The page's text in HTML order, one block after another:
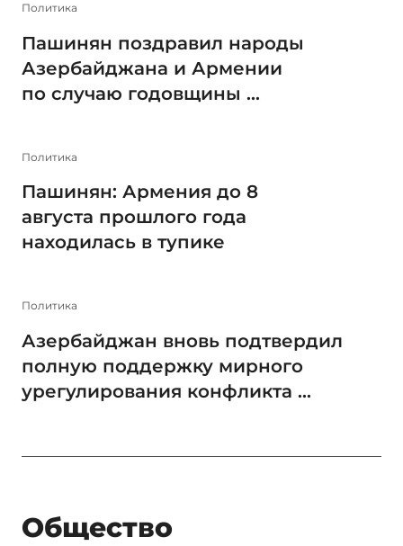
Политика
Пашинян поздравил народы
Азербайджана и Армении
по случаю годовщины ...
Политика
Пашинян: Армения до 8
августа прошлого года
находилась в тупике
Политика
Азербайджан вновь подтвердил
полную поддержку мирного
урегулирования конфликта ...
Общество